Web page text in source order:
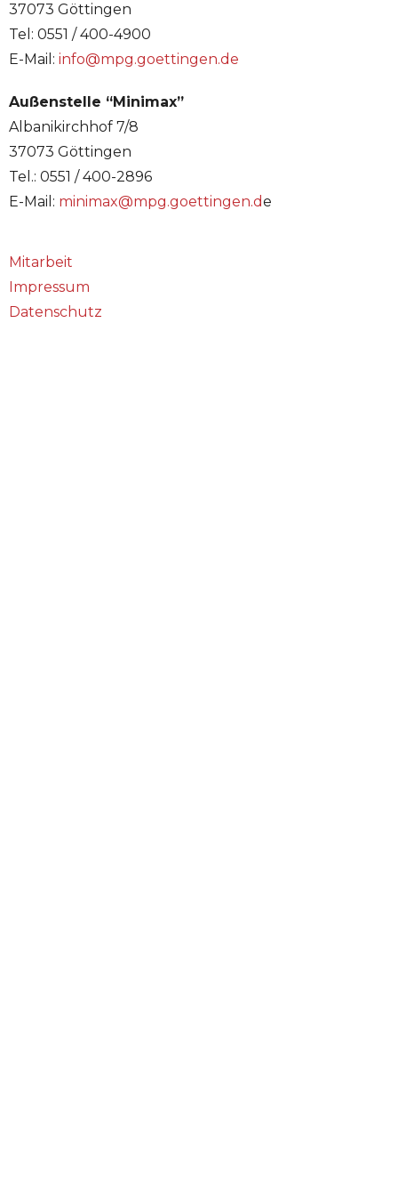
37073 Göttingen
Tel: 0551 / 400-4900
E-Mail: info@mpg.goettingen.de
Außenstelle “Minimax”
Albanikirchhof 7/8
37073 Göttingen
Tel.: 0551 / 400-2896
E-Mail: minimax@mpg.goettingen.de
Mitarbeit
Impressum
Datenschutz